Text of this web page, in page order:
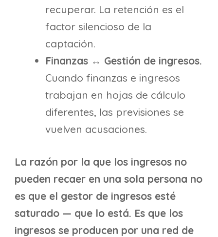
recuperar. La retención es el
factor silencioso de la
captación.
Finanzas ↔ Gestión de ingresos.
Cuando finanzas e ingresos
trabajan en hojas de cálculo
diferentes, las previsiones se
vuelven acusaciones.
La razón por la que los ingresos no
pueden recaer en una sola persona no
es que el gestor de ingresos esté
saturado — que lo está. Es que los
ingresos se producen por una red de